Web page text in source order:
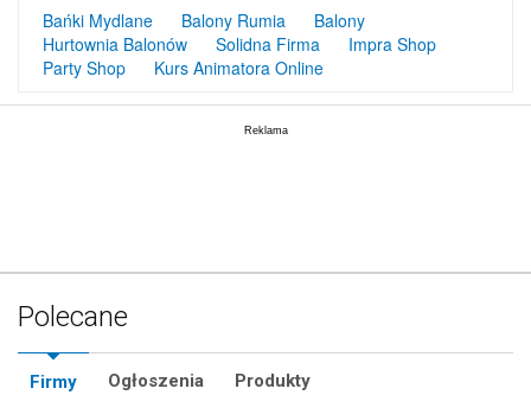
Bańki Mydlane
Balony Rumia
Balony
Hurtownia Balonów
Solidna Firma
Impra Shop
Party Shop
Kurs Animatora Online
Polecane
Firmy Ogłoszenia Produkty